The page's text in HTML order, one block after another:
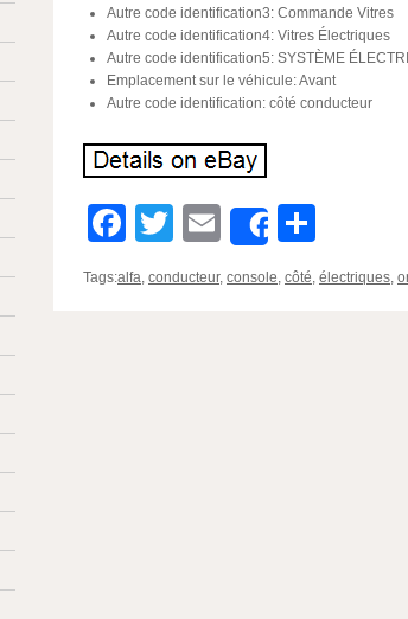
Autre code identification3: Commande Vitres
Autre code identification4: Vitres Électriques
Autre code identification5: SYSTÈME
Emplacement sur le véhicule: Avant
Autre code identification: côté conducteur
Facebook
TwitterEmailShare
Tags:alfa, conducteur, console, côté, électriques,